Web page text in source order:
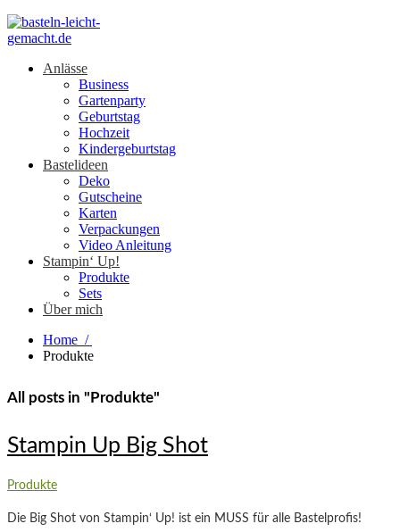
Anlässe
Business
Gartenparty
Geburtstag
Hochzeit
Kindergeburtstag
Bastelideen
Deko
Gutscheine
Karten
Verpackungen
Video Anleitung
Stampin‘ Up!
Produkte
Sets
Über mich
Home /
Produkte
All posts in "Produkte"
Stampin Up Big Shot
Produkte
Die Big Shot von Stampin‘ Up! ist ein MUSS für alle Bastelprofis!